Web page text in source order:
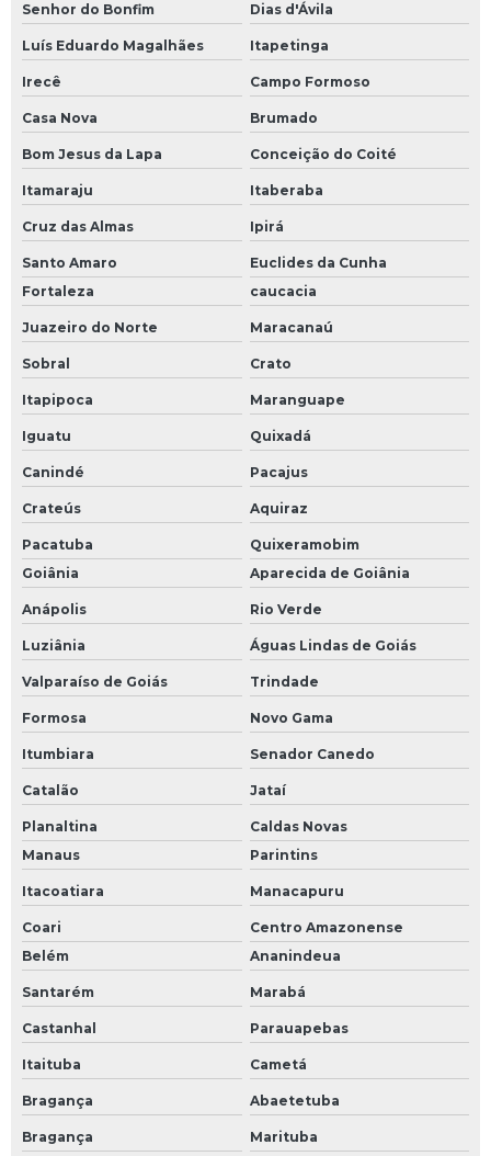
Senhor do Bonfim Dias d'Ávila
Luís Eduardo Magalhães Itapetinga
Irecê Campo Formoso
Casa Nova Brumado
Bom Jesus da Lapa Conceição do Coité
Itamaraju Itaberaba
Cruz das Almas Ipirá
Santo Amaro
Euclides da Cunha
Fortaleza
caucacia
Juazeiro do Norte Maracanaú
Sobral Crato
Itapipoca Maranguape
Iguatu Quixadá
Canindé Pacajus
Crateús Aquiraz
Pacatuba
Quixeramobim
Goiânia
Aparecida de Goiânia
Anápolis Rio Verde
Luziânia Águas Lindas de Goiás
Valparaíso de Goiás Trindade
Formosa Novo Gama
Itumbiara Senador Canedo
Catalão Jataí
Planaltina
Caldas Novas
Manaus
Parintins
Itacoatiara Manacapuru
Coari
Centro Amazonense
Belém
Ananindeua
Santarém Marabá
Castanhal Parauapebas
Itaituba Cametá
Bragança Abaetetuba
Bragança
Marituba